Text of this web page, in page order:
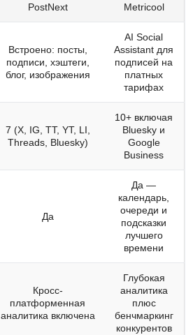
PostNext Metricool
Встроено: посты,
подписи, хэштеги,
блог, изображения
AI Social
Assistant для
подписей на
платных
тарифах
7 (X, IG, TT, YT, LI,
Threads, Bluesky)
10+ включая
Bluesky и
Google
Business
Да
Да —
календарь,
очереди и
подсказки
лучшего
времени
Кросс-
платформенная
аналитика включена
Глубокая
аналитика
плюс
бенчмаркинг
конкурентов